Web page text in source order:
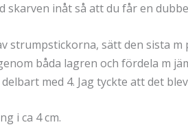
skarven inåt så att du får en
strumpstickorna, sätt den sista m
båda lagren och fördela m
med 4. Jag tyckte att det
i ca 4 cm.